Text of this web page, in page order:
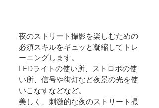
夜のストリート撮影を楽しむための
必須スキルをギュッと凝縮してトレ
ーニングします。
LEDライトの使い所、ストロボの使
い所、信号や街灯など夜景の光を使
いこなすなどなど。
美しく、刺激的な夜のストリート撮